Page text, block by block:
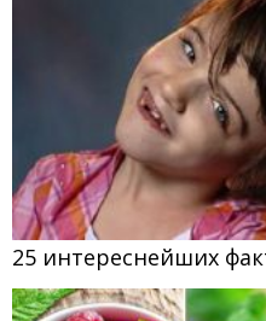
25 интереснейших